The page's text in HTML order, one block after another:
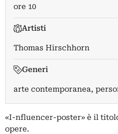
ore 10
Artisti
Thomas Hirschhorn
Generi
arte contemporanea,
«I-nfluencer-poster» è il
opere.